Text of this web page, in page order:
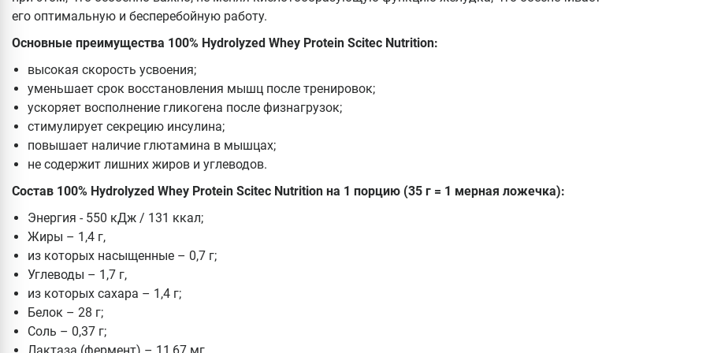
его оптимальную и бесперебойную работу.
Основные преимущества 100% Hydrolyzed Whey Protein Scitec Nutrition:
высокая скорость усвоения;
уменьшает срок восстановления мышц после тренировок;
ускоряет восполнение гликогена после физнагрузок;
стимулирует секрецию инсулина;
повышает наличие глютамина в мышцах;
не содержит лишних жиров и углеводов.
Состав 100% Hydrolyzed Whey Protein Scitec Nutrition на 1 порцию (35 г = 1 мерная ложечка):
Энергия - 550 кДж / 131 ккал;
Жиры – 1,4 г,
из которых насыщенные – 0,7 г;
Углеводы – 1,7 г,
из которых сахара – 1,4 г;
Белок – 28 г;
Соль – 0,37 г;
Лактаза (фермент) – 11,67 мг.